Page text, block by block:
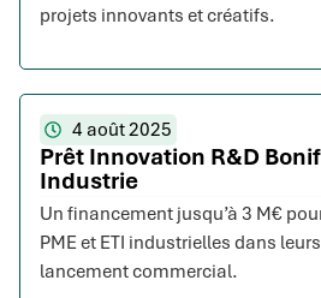
projets innovants et créatifs.
4 août 2025
Prêt Innovation R&D
Industrie
Un financement jusqu’à 3 M€
PME et ETI industrielles dans
lancement commercial.